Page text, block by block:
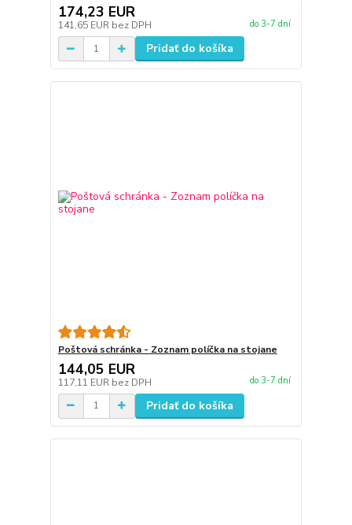
174,23 EUR
141,65 EUR bez DPH do 3-7 dní
Pridať do košíka
Poštová schránka - Zoznam políčka na stojane
144,05 EUR
117,11 EUR bez DPH do 3-7 dní
Pridať do košíka